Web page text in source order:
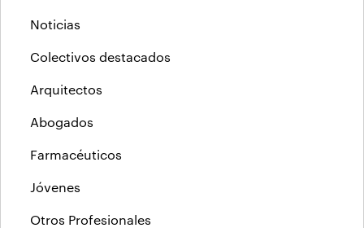
Noticias
Colectivos destacados
Arquitectos
Abogados
Farmacéuticos
Jóvenes
Otros Profesionales